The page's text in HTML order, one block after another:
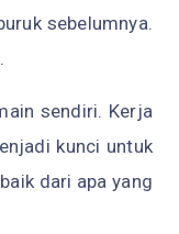
sebelumnya.
sendiri. Kerja
kunci untuk
dari apa yang